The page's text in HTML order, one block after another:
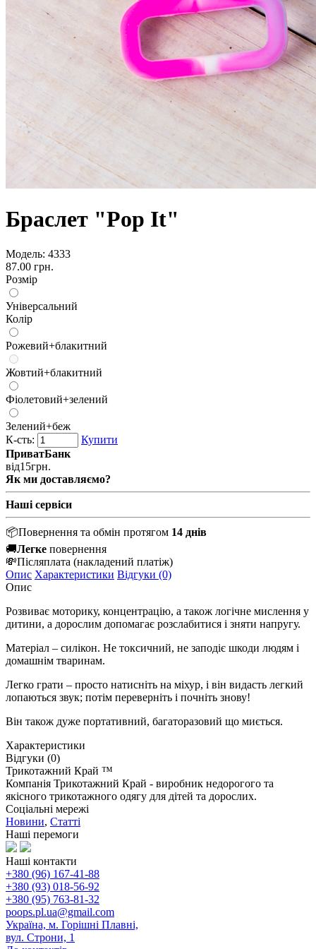
Браслет "Pop It"
Модель: 4333
87.00 грн.
Розмір
Універсальний
Колір
Рожевий+блакитний
Жовтий+блакитний
Фіолетовий+зелений
Зелений+беж
К-сть:
Купити
ПриватБанк
від15грн.
Як ми доставляємо?
Наші сервіси
📦Повернення та обмін протягом 14 днів
🚚Легке повернення
💸Післяплата (накладений платіж)
Опис Характеристики Відгуки (0)
Опис
Розвиває моторику, концентрацію, а також логічне мислення у
дитини, а дорослим допомагає розслабитися і зняти напругу.
Матеріал – силікон. Не токсичний, не заподіє шкоди людям і
домашнім тваринам.
Легко грати – просто натисніть на міхур, і він видасть легкий
лопаються звук; потім переверніть і почніть знову!
Він також дуже портативний, багаторазовий що миється.
Характеристики
Відгуки (0)
Трикотажний Край ™
Компанія Трикотажний Край - виробник недорогого та
якісного трикотажного одягу для дітей та дорослих.
Соціальні мережі
Новини, Статті
Наші перемоги
Наші контакти
+380 (96) 167-41-88
+380 (93) 018-56-92
+380 (95) 763-81-32
poops.pl.ua@gmail.com
Україна, м. Горішні Плавні,
вул. Строни, 1